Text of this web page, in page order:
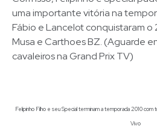
uma importante vitória na
Fábio e Lancelot conquistaram
Musa e Carthoes BZ. (Aguarde
cavaleiros na Grand Prix TV)
Felipinho Filho e seu Special terminam a temporada 2010
Vivo